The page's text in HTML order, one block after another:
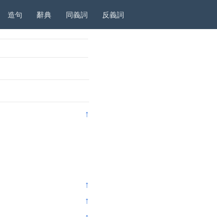
造句 辭典 同義詞 反義詞
↑
↑
↑